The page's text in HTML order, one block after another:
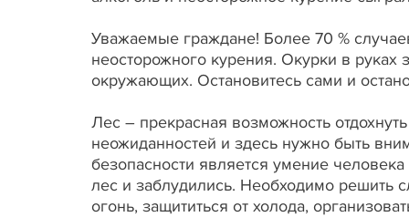
Уважаемые граждане! Более 70 %
неосторожного курения. Окурки в
окружающих. Остановитесь сами и
Лес – прекрасная возможность
неожиданностей и здесь нужно быть
безопасности является умение
лес и заблудились. Необходимо решить
огонь, защититься от холода,